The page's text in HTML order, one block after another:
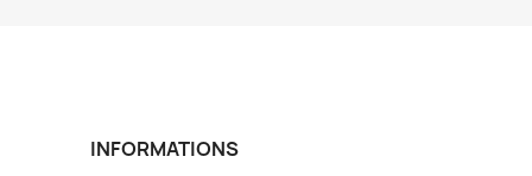
INFORMATIONS